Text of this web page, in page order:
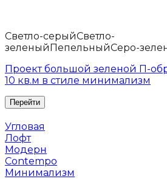
Светло-серыйСветло-
зеленыйПепельныйСеро-
Проект большой зеленой П-
10 кв.м в стиле минимализм
Угловая
Лофт
Модерн
Contempo
Минимализм